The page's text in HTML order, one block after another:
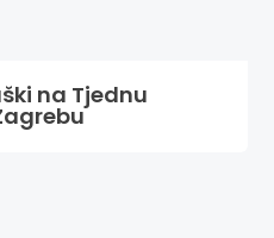
na Tjednu